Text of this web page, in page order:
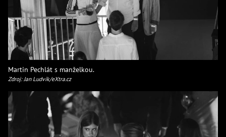
Martin Pechlát s manželkou.
Zdroj: Jan Ludvík/eXtra.cz